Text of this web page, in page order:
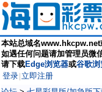
本站总域名
如遇任何问题请加管理员微
请下载Edge浏览器或谷歌浏
登录 立即注册